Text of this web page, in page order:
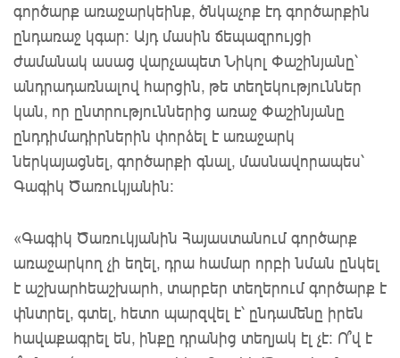
գործարք առաջարկեինք, ծնկաչոք էդ գործարքին
ընդառաջ կգար: Այդ մասին ճեպազրույցի
ժամանակ ասաց վարչապետ Նիկոլ Փաշինյանը՝
անդրադառնալով հարցին, թե տեղեկություններ
կան, որ ընտրություններից առաջ Փաշինյանը
ընդդիմադիրներին փորձել է առաջարկ
ներկայացնել, գործարքի գնալ, մասնավորապես՝
Գագիկ Ծառուկյանին:
«Գագիկ Ծառուկյանին Հայաստանում գործարք
առաջարկող չի եղել, դրա համար որբի նման ընկել
է աշխարհեաշխարհ, տարբեր տեղերում գործարք է
փնտրել, գտել, հետո պարզվել է՝ ընդամենը իրեն
հավաքագրել են, ինքը դրանից տեղյակ էլ չէ: Ո՞վ է